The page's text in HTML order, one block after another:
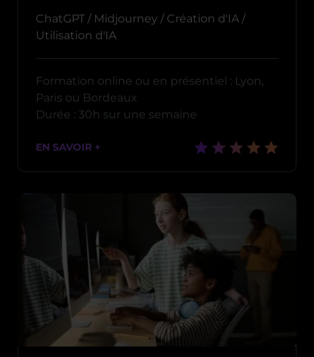
ChatGPT / Midjourney / Création d'IA /
Utilisation d'IA
Formation online ou en présentiel : Lyon,
Paris ou Bordeaux
Durée : 30h sur une semaine
EN SAVOIR +